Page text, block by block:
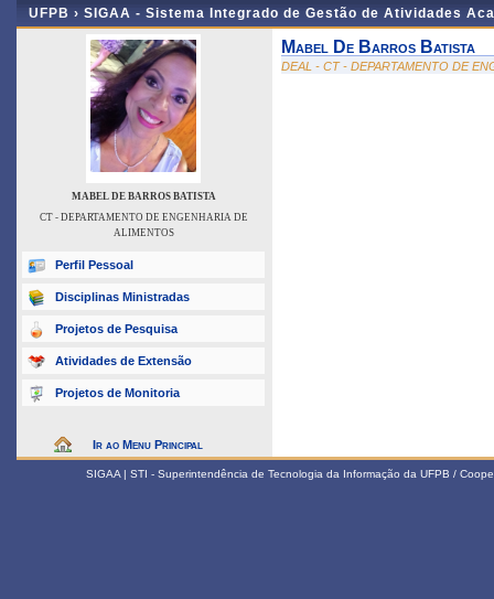
UFPB › SIGAA - Sistema Integrado de Gestão de Atividades
MABEL DE BARROS BATISTA
CT - DEPARTAMENTO DE ENGENHARIA DE
ALIMENTOS
Perfil Pessoal
Disciplinas Ministradas
Projetos de Pesquisa
Atividades de Extensão
Projetos de Monitoria
Ir ao Menu Principal
Mabel De Barros Batista
DEAL - CT - DEPARTAMENTO DE
SIGAA | STI - Superintendência de Tecnologia da Informação da UFPB /